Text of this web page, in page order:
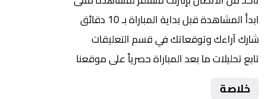
ابدأ المشاهدة قبل بداية المباراة بـ 10 دقائق
شارك آراءك وتوقعاتك في قسم التعليقات
تابع تحليلات ما بعد المباراة حصرياً على موقعنا
خلاصة